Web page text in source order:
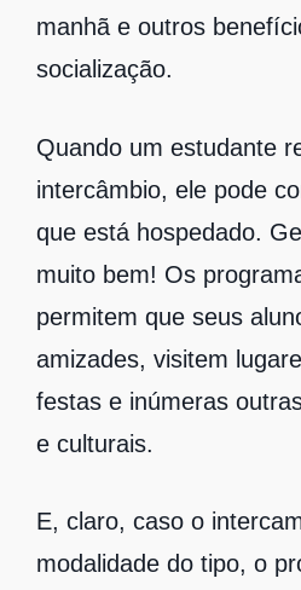
manhã e outros
socialização.
Quando um estudante
intercâmbio, ele pode
que está hospedado.
muito bem! Os
permitem que seus
amizades, visitem
festas e inúmeras
e culturais.
E, claro, caso o
modalidade do tipo, o